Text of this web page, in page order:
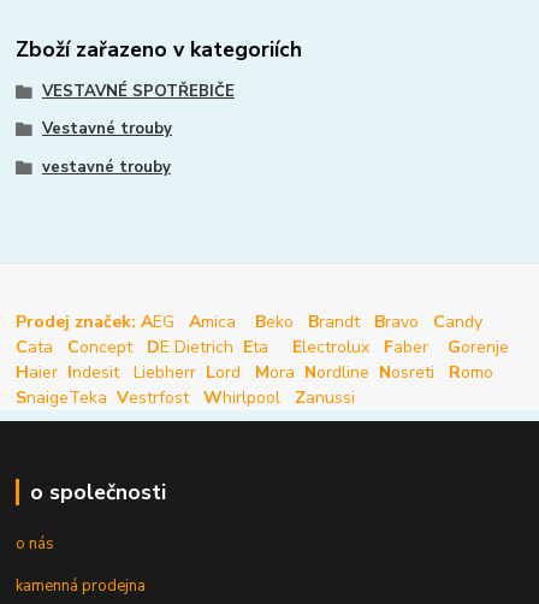
Zboží zařazeno v kategoriích
VESTAVNÉ SPOTŘEBIČE
Vestavné trouby
vestavné trouby
Prodej značek: AEG Amica Beko Brandt Bravo Candy
Cata Concept DE Dietrich Eta Electrolux Faber Gorenje
Haier Indesit Liebherr Lord Mora Nordline Nosreti Romo
SnaigeTeka Vestrfost Whirlpool Zanussi
o společnosti
o nás
kamenná prodejna